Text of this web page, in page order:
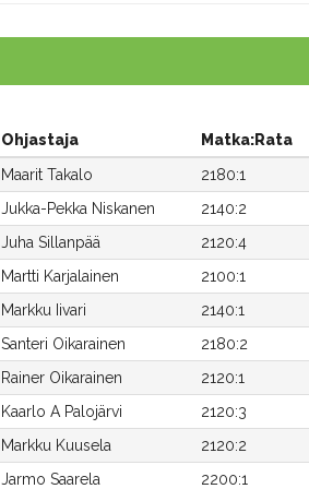
Ohjastaja Matka:Rata
Maarit Takalo 2180:1
Jukka-Pekka Niskanen 2140:2
Juha Sillanpää 2120:4
Martti Karjalainen 2100:1
Markku Iivari 2140:1
Santeri Oikarainen 2180:2
Rainer Oikarainen 2120:1
Kaarlo A Palojärvi 2120:3
Markku Kuusela 2120:2
Jarmo Saarela 2200:1